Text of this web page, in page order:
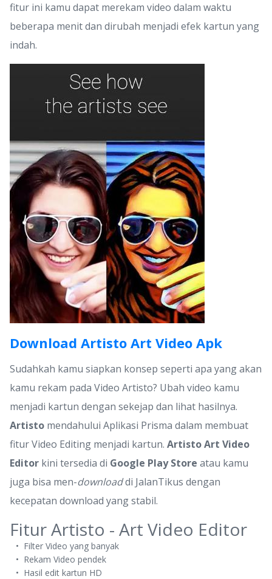
fitur ini kamu dapat merekam video dalam waktu
beberapa menit dan dirubah menjadi efek kartun yang
indah.
Download Artisto Art Video Apk
Sudahkah kamu siapkan konsep seperti apa yang akan
kamu rekam pada Video Artisto? Ubah video kamu
menjadi kartun dengan sekejap dan lihat hasilnya.
Artisto mendahului Aplikasi Prisma dalam membuat
fitur Video Editing menjadi kartun. Artisto Art Video
Editor kini tersedia di Google Play Store atau kamu
juga bisa men-downloaddi JalanTikus dengan
kecepatan download yang stabil.
Fitur Artisto - Art Video Editor
Filter Video yang banyak
Rekam Video pendek
Hasil edit kartun HD